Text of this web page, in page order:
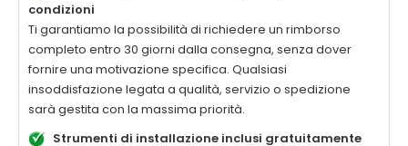
condizioni
Ti garantiamo la possibilità di richiedere un rimborso
completo entro 30 giorni dalla consegna, senza dover
fornire una motivazione specifica. Qualsiasi
insoddisfazione legata a qualità, servizio o spedizione
sarà gestita con la massima priorità.
Strumenti di installazione inclusi gratuitamente